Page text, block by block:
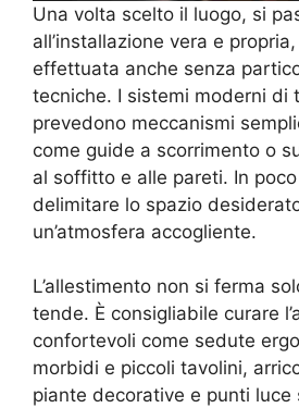
Una volta scelto il luogo, si
all’installazione vera e
effettuata anche senza
tecniche. I sistemi moderni di
prevedono meccanismi
come guide a scorrimento o
al soffitto e alle pareti. In
delimitare lo spazio
un’atmosfera accogliente.
L’allestimento non si ferma
tende. È consigliabile curare
confortevoli come sedute
morbidi e piccoli tavolini,
piante decorative e punti luce